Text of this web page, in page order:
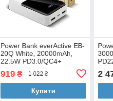
Power Bank everActive EB-
20Q White, 20000mAh,
22.5W PD3.0/QC4+
919₴ 1 022 ₴
Купити
2